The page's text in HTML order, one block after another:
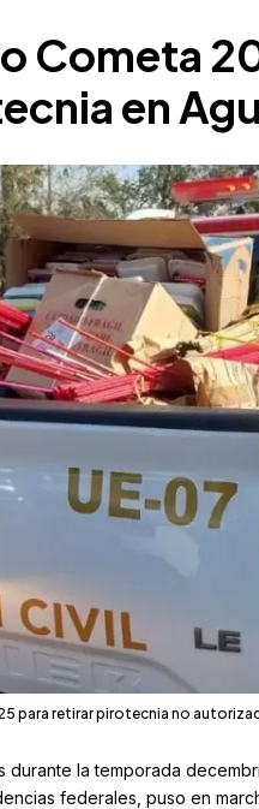
Cometa
en
para retirar pirotecnia no
la temporada
federales, puso en